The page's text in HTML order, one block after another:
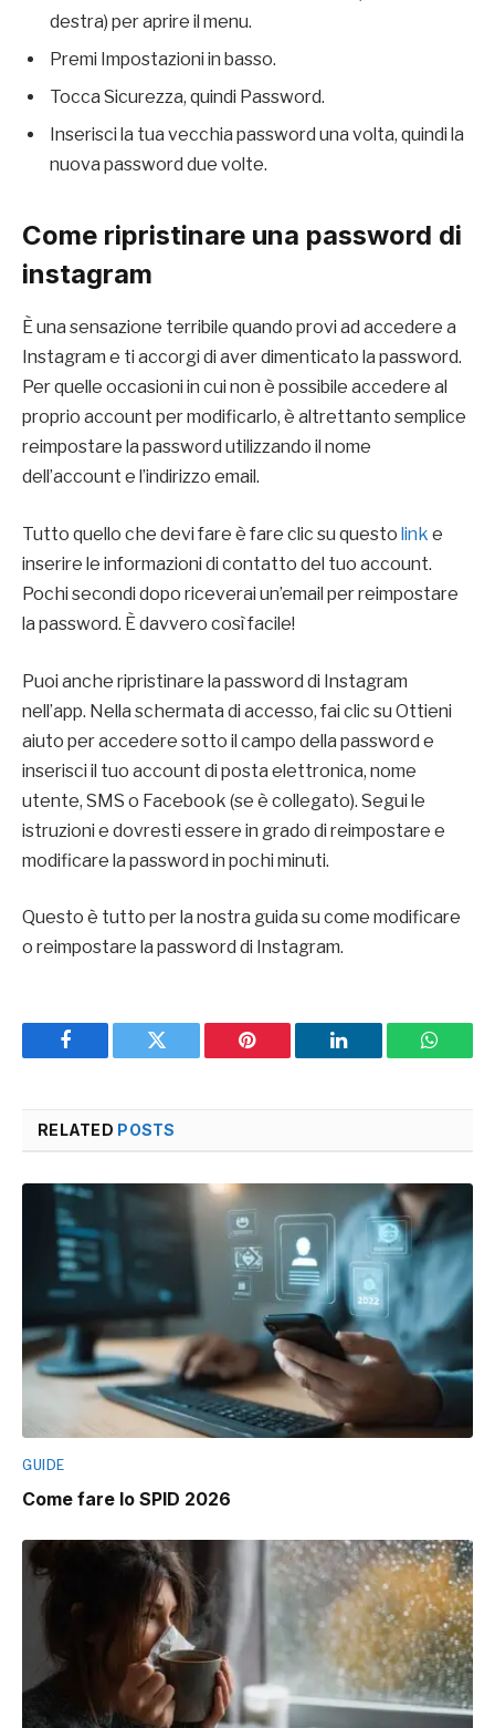
destra) per aprire il menu.
Premi Impostazioni in basso.
Tocca Sicurezza, quindi Password.
Inserisci la tua vecchia password una volta, quindi la
nuova password due volte.
Come ripristinare una password di
instagram
È una sensazione terribile quando provi ad accedere a
Instagram e ti accorgi di aver dimenticato la password.
Per quelle occasioni in cui non è possibile accedere al
proprio account per modificarlo, è altrettanto semplice
reimpostare la password utilizzando il nome
dell’account e l’indirizzo email.
Tutto quello che devi fare è fare clic su questo link e
inserire le informazioni di contatto del tuo account.
Pochi secondi dopo riceverai un’email per reimpostare
la password. È davvero così facile!
Puoi anche ripristinare la password di Instagram
nell’app. Nella schermata di accesso, fai clic su Ottieni
aiuto per accedere sotto il campo della password e
inserisci il tuo account di posta elettronica, nome
utente, SMS o Facebook (se è collegato). Segui le
istruzioni e dovresti essere in grado di reimpostare e
modificare la password in pochi minuti.
Questo è tutto per la nostra guida su come modificare
o reimpostare la password di Instagram.
Facebook Twitter Pinterest LinkedIn
RELATED POSTS
GUIDE
Come fare lo SPID 2026